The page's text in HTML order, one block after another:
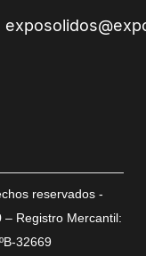
reservados -
– Registro Mercantil:
32669